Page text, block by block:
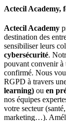
Actecil Academy,
Actecil Academy
destination des
sensibiliser leurs
cybersécurité.
pouvant convenir à
confirmé. Nous
RGPD à travers
learning) ou en
nos équipes
votre secteur
marketing…).